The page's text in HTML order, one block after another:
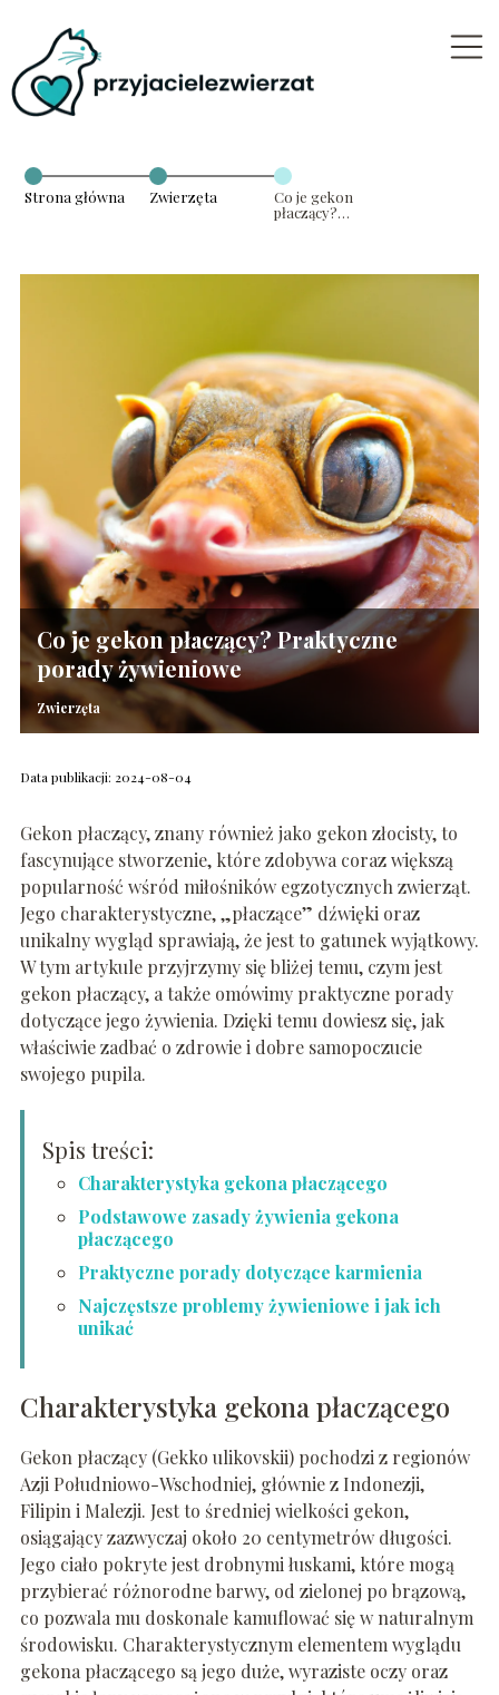
Strona główna Zwierzęta
Co je gekon
płaczący?
Co je gekon płaczący? Praktyczne
porady żywieniowe
Zwierzęta
Data publikacji: 2024-08-04
Gekon płaczący, znany również jako gekon złocisty, to
fascynujące stworzenie, które zdobywa coraz większą
popularność wśród miłośników egzotycznych zwierząt.
Jego charakterystyczne, „płaczące” dźwięki oraz
unikalny wygląd sprawiają, że jest to gatunek wyjątkowy.
W tym artykule przyjrzymy się bliżej temu, czym jest
gekon płaczący, a także omówimy praktyczne porady
dotyczące jego żywienia. Dzięki temu dowiesz się, jak
właściwie zadbać o zdrowie i dobre samopoczucie
swojego pupila.
Spis treści:
Charakterystyka gekona płaczącego
Podstawowe zasady żywienia gekona
płaczącego
Praktyczne porady dotyczące karmienia
Najczęstsze problemy żywieniowe i jak ich
unikać
Charakterystyka gekona płaczącego
Gekon płaczący (Gekko ulikovskii) pochodzi z regionów
Azji Południowo-Wschodniej, głównie z Indonezji,
Filipin i Malezji. Jest to średniej wielkości gekon,
osiągający zazwyczaj około 20 centymetrów długości.
Jego ciało pokryte jest drobnymi łuskami, które mogą
przybierać różnorodne barwy, od zielonej po brązową,
co pozwala mu doskonale kamuflować się w naturalnym
środowisku. Charakterystycznym elementem wyglądu
gekona płaczącego są jego duże, wyraziste oczy oraz